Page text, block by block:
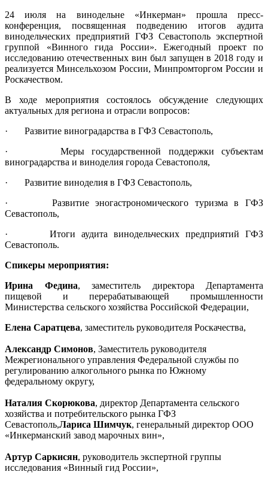
24 июля на винодельне «Инкерман» прошла пресс-
конференция, посвященная подведению итогов аудита
винодельческих предприятий ГФЗ Севастополь экспертной
группой «Винного гида России». Ежегодный проект по
исследованию отечественных вин был запущен в 2018 году и
реализуется Минсельхозом России, Минпромторгом России и
Роскачеством.
В ходе мероприятия состоялось обсуждение следующих
актуальных для региона и отрасли вопросов:
· Развитие виноградарства в ГФЗ Севастополь,
· Меры государственной поддержки субъектам
виноградарства и виноделия города Севастополя,
· Развитие виноделия в ГФЗ Севастополь,
· Развитие эногастрономического туризма в ГФЗ
Севастополь,
· Итоги аудита винодельческих предприятий ГФЗ
Севастополь.
Спикеры мероприятия:
Ирина Федина, заместитель директора Департамента
пищевой и перерабатывающей промышленности
Министерства сельского хозяйства Российской Федерации,
Елена Саратцева, заместитель руководителя Роскачества,
Александр Симонов, Заместитель руководителя
Межрегионального управления Федеральной службы по
регулированию алкогольного рынка по Южному
федеральному округу,
Наталия Скорюкова, директор Департамента сельского
хозяйства и потребительского рынка ГФЗ
Севастополь,Лариса Шимчук, генеральный директор ООО
«Инкерманский завод марочных вин»,
Артур Саркисян, руководитель экспертной группы
исследования «Винный гид России»,